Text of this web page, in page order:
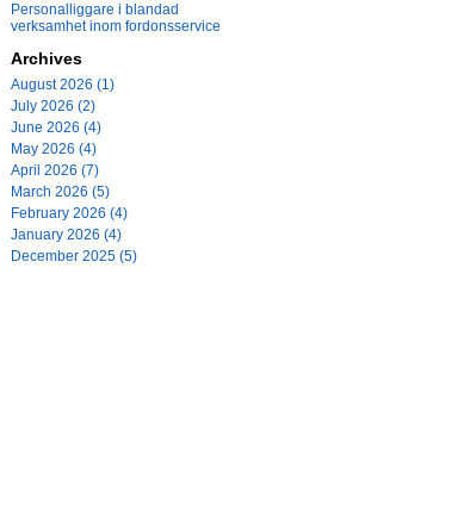
Personalliggare i blandad
verksamhet inom fordonsservice
Archives
August 2026 (1)
July 2026 (2)
June 2026 (4)
May 2026 (4)
April 2026 (7)
March 2026 (5)
February 2026 (4)
January 2026 (4)
December 2025 (5)